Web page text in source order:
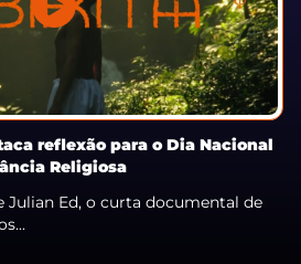
reflexão para o Dia Nacional
Religiosa
Julian Ed, o curta documental de